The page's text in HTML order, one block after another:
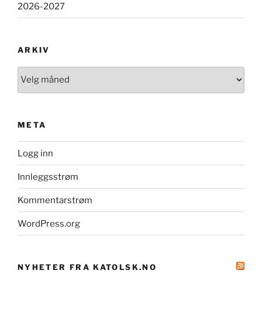
2026-2027
ARKIV
META
Logg inn
Innleggsstrøm
Kommentarstrøm
WordPress.org
NYHETER FRA KATOLSK.NO